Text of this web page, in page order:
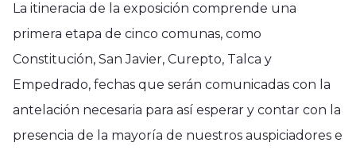
La itineracia de la exposición comprende una
primera etapa de cinco comunas, como
Constitución, San Javier, Curepto, Talca y
Empedrado, fechas que serán comunicadas con la
antelación necesaria para así esperar y contar con la
presencia de la mayoría de nuestros auspiciadores e
Nacional
Senado aprueba la acusación